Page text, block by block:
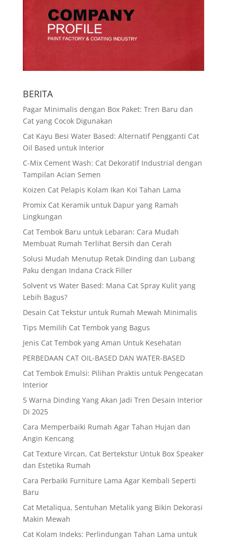
BERITA
Pagar Minimalis dengan Box Paket: Tren Baru dan
Cat yang Cocok Digunakan
Cat Kayu Besi Water Based: Alternatif Pengganti Cat
Oil Based untuk Interior
C-Mix Cement Wash: Cat Dekoratif Industrial dengan
Tampilan Acian Semen
Koizen Cat Pelapis Kolam Ikan Koi Tahan Lama
Promix Cat Keramik untuk Dapur yang Ramah
Lingkungan
Cat Tembok Baru untuk Lebaran: Cara Mudah
Membuat Rumah Terlihat Bersih dan Cerah
Solusi Mudah Menutup Retak Dinding dan Lubang
Paku dengan Indana Crack Filler
Solvent vs Water Based: Mana Cat Spray Kulit yang
Lebih Bagus?
Desain Cat Tekstur untuk Rumah Mewah Minimalis
Tips Memilih Cat Tembok yang Bagus
Jenis Cat Tembok yang Aman Untuk Kesehatan
PERBEDAAN CAT OIL-BASED DAN WATER-BASED
Cat Tembok Emulsi: Pilihan Praktis untuk Pengecatan
Interior
5 Warna Dinding Yang Akan Jadi Tren Desain Interior
Di 2025
Cara Memperbaiki Rumah Agar Tahan Hujan dan
Angin Kencang
Cat Texture Vircan, Cat Bertekstur Untuk Box Speaker
dan Estetika Rumah
Cara Perbaiki Furniture Lama Agar Kembali Seperti
Baru
Cat Metaliqua, Sentuhan Metalik yang Bikin Dekorasi
Makin Mewah
Cat Kolam Indeks: Perlindungan Tahan Lama untuk